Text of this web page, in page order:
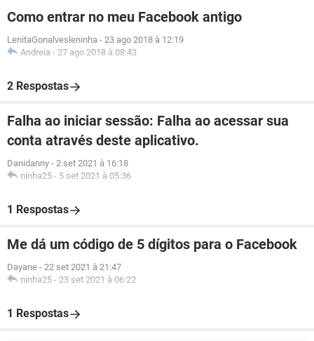
Como entrar no meu Facebook antigo
LenitaGonalvesleninha - 23 ago 2018 à 12:19
Andreia - 27 ago 2018 à 08:43
2 Respostas
Falha ao iniciar sessão: Falha ao acessar sua
conta através deste aplicativo.
Danidanny - 2 set 2021 à 16:18
ninha25 - 5 set 2021 à 05:36
1 Respostas
Me dá um código de 5 dígitos para o Facebook
Dayane - 22 set 2021 à 21:47
ninha25 - 23 set 2021 à 06:22
1 Respostas